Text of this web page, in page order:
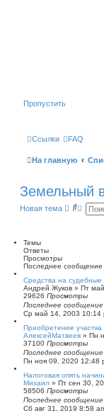
Пропустить
Ссылки FAQ
На главную
Земельный
Новая тема
П Р
н
ы
й
п
о
и
с
к
Темы
Ответы
Просмотры
Последнее сообщение
Средства на судебные
Андрей Жуков » Пт
29626 Просмотры
Последнее сообщение
Ср май 14, 2003 10:14
Приобретение участка
АлексейМатвеев » Пн
37100 Просмотры
Последнее сообщение
Пн ноя 09, 2020 12:48
Налоговая опять
Михаил » Пт сен 30,
58506 Просмотры
Последнее сообщение
Сб авг 31, 2019 8:58